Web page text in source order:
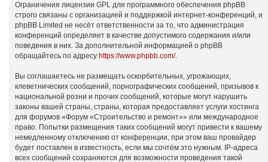
Ограничения лицензии GPL для программного обеспечения phpBB
строго связаны с организацией и поддержкой интернет-конференций, и
phpBB Limited не несёт ответственности за то, что администрация
конференций определяет в качестве допустимого содержания и/или
поведения в них. За дополнительной информацией о phpBB
обращайтесь по адресу https://www.phpbb.com/.
Вы соглашаетесь не размещать оскорбительных, угрожающих,
клеветнических сообщений, порнографических сообщений, призывов к
национальной розни и прочих сообщений, которые могут нарушить
законы вашей страны, страны, которая предоставляет услуги хостинга
для форумов «Форум «Строительство и ремонт»» или международное
право. Попытки размещения таких сообщений могут привести к вашему
немедленному отключению от конференции, при этом ваш провайдер
будет поставлен в известность, если мы сочтём это нужным. IP-адреса
всех сообщений сохраняются для возможности проведения такой